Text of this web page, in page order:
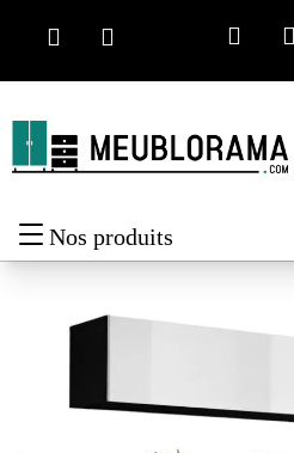
Nos produits